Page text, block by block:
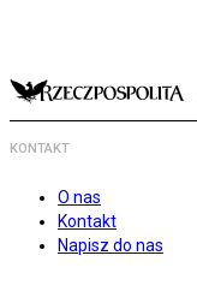
KONTAKT
O nas
Kontakt
Napisz do nas